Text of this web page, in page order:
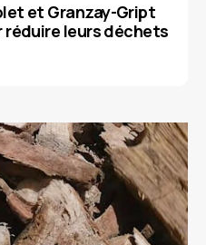
et Granzay-Gript
réduire leurs déchets